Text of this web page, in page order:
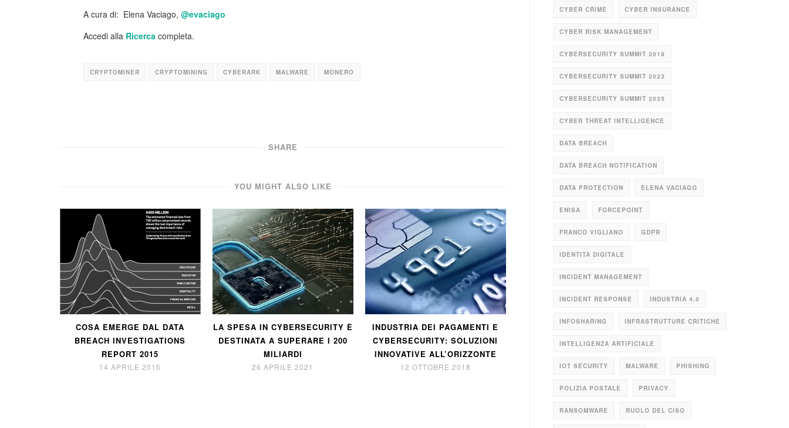
A cura di: Elena Vaciago, @evaciago
Accedi alla Ricerca completa.
CRYPTOMINER CRYPTOMINING CYBERARK MALWARE MONERO
SHARE
YOU MIGHT ALSO LIKE
COSA EMERGE DAL DATA
BREACH INVESTIGATIONS
REPORT 2015
14 APRILE 2015
LA SPESA IN CYBERSECURITY È
DESTINATA A SUPERARE I 200
MILIARDI
26 APRILE 2021
INDUSTRIA DEI PAGAMENTI E
CYBERSECURITY: SOLUZIONI
INNOVATIVE ALL’ORIZZONTE
12 OTTOBRE 2018
CYBER CRIME CYBER INSURANCE
CYBER RISK MANAGEMENT
CYBERSECURITY SUMMIT 2018
CYBERSECURITY SUMMIT 2023
CYBERSECURITY SUMMIT 2025
CYBER THREAT INTELLIGENCE
DATA BREACH
DATA BREACH NOTIFICATION
DATA PROTECTION ELENA VACIAGO
ENISA FORCEPOINT
FRANCO VIGLIANO GDPR
IDENTITÀ DIGITALE
INCIDENT MANAGEMENT
INCIDENT RESPONSE INDUSTRIA 4.0
INFOSHARING INFRASTRUTTURE CRITICHE
INTELLIGENZA ARTIFICIALE
IOT SECURITY MALWARE PHISHING
POLIZIA POSTALE PRIVACY
RANSOMWARE RUOLO DEL CISO